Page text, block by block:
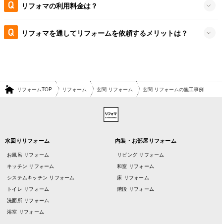
リフォマの利用料金は？
リフォマを通してリフォームを依頼するメリットは？
リフォームTOP リフォーム 玄関 リフォーム 玄関 リフォームの施工事例
水回りリフォーム
お風呂 リフォーム
キッチン リフォーム
システムキッチン リフォーム
トイレ リフォーム
洗面所 リフォーム
浴室 リフォーム
内装・お部屋リフォーム
リビング リフォーム
和室 リフォーム
床 リフォーム
階段 リフォーム